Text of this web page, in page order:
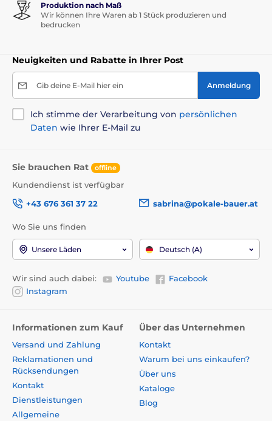
Produktion nach Maß
Wir können Ihre Waren ab 1 Stück produzieren und
bedrucken
Neuigkeiten und Rabatte in Ihrer Post
Gib deine E-Mail hier ein Anmeldung
Ich stimme der Verarbeitung von persönlichen
Daten wie Ihrer E-Mail zu
Sie brauchen Rat offline
Kundendienst ist verfügbar
+43 676 361 37 22
sabrina@pokale-bauer.at
Wo Sie uns finden
Unsere Läden Deutsch (A)
Wir sind auch dabei: Youtube
Facebook
Instagram
Informationen zum Kauf
Versand und Zahlung
Reklamationen und
Rücksendungen
Kontakt
Dienstleistungen
Allgemeine
Über das Unternehmen
Kontakt
Warum bei uns einkaufen?
Über uns
Kataloge
Blog